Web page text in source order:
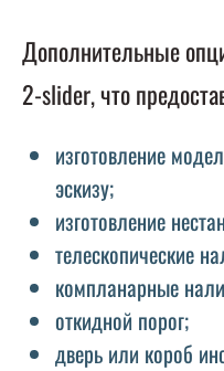
Дополнительные
2-slider, что
изготовление
эскизу;
изготовление
телескопические
компланарные
откидной порог;
дверь или короб